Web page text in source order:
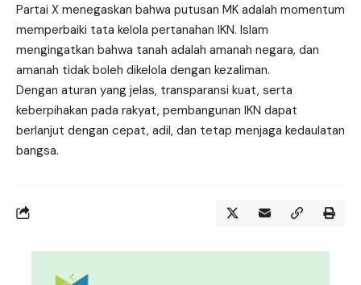
Partai X menegaskan bahwa putusan MK adalah momentum
memperbaiki tata kelola pertanahan IKN. Islam
mengingatkan bahwa tanah adalah amanah negara, dan
amanah tidak boleh dikelola dengan kezaliman.
Dengan aturan yang jelas, transparansi kuat, serta
keberpihakan pada rakyat, pembangunan IKN dapat
berlanjut dengan cepat, adil, dan tetap menjaga kedaulatan
bangsa.